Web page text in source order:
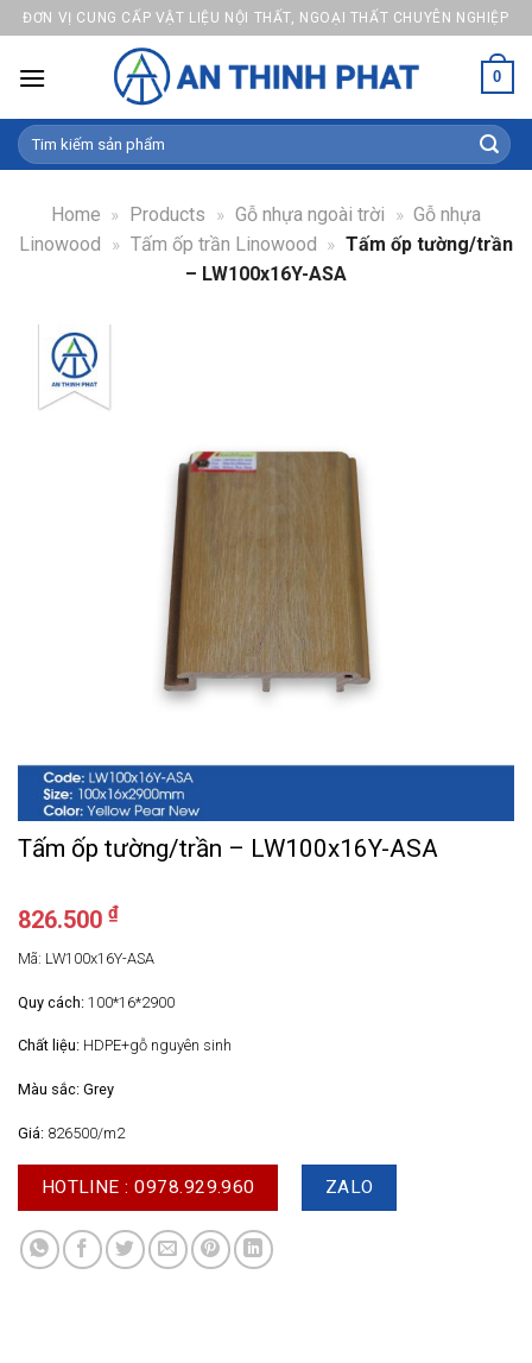
Skip
to
content
ĐƠN VỊ CUNG CẤP VẬT LIỆU NỘI THẤT, NGOẠI THẤT CHUYÊN NGHIỆP
0
Search
for:
Home » Products » Gỗ nhựa ngoài trời » Gỗ nhựa
Linowood » Tấm ốp trần Linowood » Tấm ốp tường/trần
– LW100x16Y-ASA
Tấm ốp tường/trần – LW100x16Y-ASA
826.500 ₫
Mã: LW100x16Y-ASA
Quy cách: 100*16*2900
Chất liệu: HDPE+gỗ nguyên sinh
Màu sắc: Grey
Giá: 826500/m2
HOTLINE : 0978.929.960 ZALO